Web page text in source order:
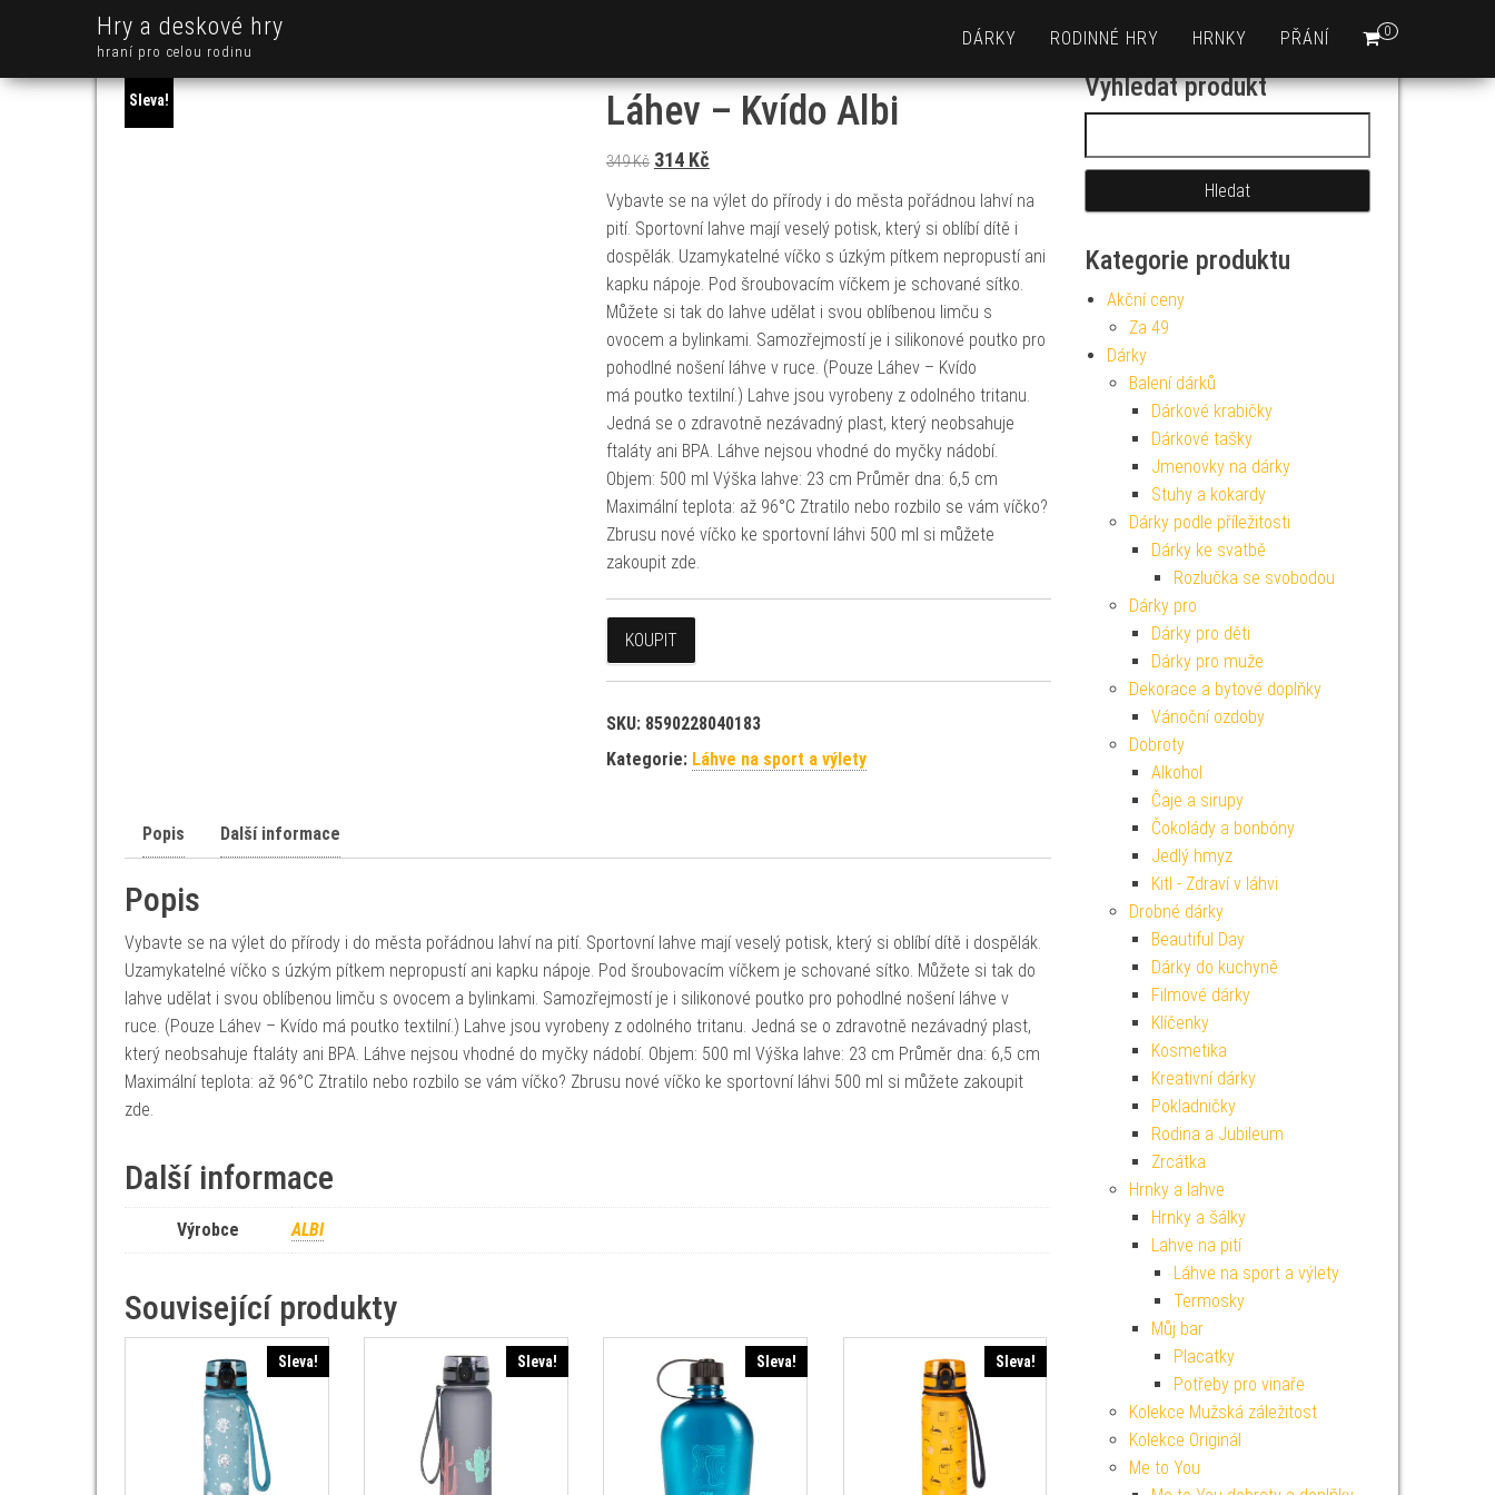
Hry a deskové hry
hraní pro celou rodinu
0
DÁRKY RODINNÉ HRY HRNKY PŘÁNÍ
Sleva! Láhev – Kvído Albi
349Kč Původní cena byla: 349 Kč.
314 KčAktuální cena je: 314 Kč.
Vybavte se na výlet do přírody i do města pořádnou lahví na
pití. Sportovní lahve mají veselý potisk, který si oblíbí dítě i
dospělák. Uzamykatelné víčko s úzkým pítkem nepropustí ani
kapku nápoje. Pod šroubovacím víčkem je schované sítko.
Můžete si tak do lahve udělat i svou oblíbenou limču s
ovocem a bylinkami. Samozřejmostí je i silikonové poutko pro
pohodlné nošení láhve v ruce. (Pouze Láhev – Kvído
má poutko textilní.) Lahve jsou vyrobeny z odolného tritanu.
Jedná se o zdravotně nezávadný plast, který neobsahuje
ftaláty ani BPA. Láhve nejsou vhodné do myčky nádobí.
Objem: 500 ml Výška lahve: 23 cm Průměr dna: 6,5 cm
Maximální teplota: až 96°C Ztratilo nebo rozbilo se vám víčko?
Zbrusu nové víčko ke sportovní láhvi 500 ml si můžete
zakoupit zde.
KOUPIT
SKU: 8590228040183
Kategorie: Láhve na sport a výlety
Popis Další informace
Popis
Vybavte se na výlet do přírody i do města pořádnou lahví na pití. Sportovní lahve mají veselý potisk, který si oblíbí dítě i dospělák.
Uzamykatelné víčko s úzkým pítkem nepropustí ani kapku nápoje. Pod šroubovacím víčkem je schované sítko. Můžete si tak do
lahve udělat i svou oblíbenou limču s ovocem a bylinkami. Samozřejmostí je i silikonové poutko pro pohodlné nošení láhve v
ruce. (Pouze Láhev – Kvído má poutko textilní.) Lahve jsou vyrobeny z odolného tritanu. Jedná se o zdravotně nezávadný plast,
který neobsahuje ftaláty ani BPA. Láhve nejsou vhodné do myčky nádobí. Objem: 500 ml Výška lahve: 23 cm Průměr dna: 6,5 cm
Maximální teplota: až 96°C Ztratilo nebo rozbilo se vám víčko? Zbrusu nové víčko ke sportovní láhvi 500 ml si můžete zakoupit
zde.
Další informace
Výrobce ALBI
Související produkty
Sleva! Sleva! Sleva! Sleva!
Vyhledat produkt
Kategorie produktu
Akční ceny
Za 49
Dárky
Balení dárků
Dárkové krabičky
Dárkové tašky
Jmenovky na dárky
Stuhy a kokardy
Dárky podle příležitosti
Dárky ke svatbě
Rozlučka se svobodou
Dárky pro
Dárky pro děti
Dárky pro muže
Dekorace a bytové doplňky
Vánoční ozdoby
Dobroty
Alkohol
Čaje a sirupy
Čokolády a bonbóny
Jedlý hmyz
Kitl - Zdraví v láhvi
Drobné dárky
Beautiful Day
Dárky do kuchyně
Filmové dárky
Klíčenky
Kosmetika
Kreativní dárky
Pokladničky
Rodina a Jubileum
Zrcátka
Hrnky a lahve
Hrnky a šálky
Lahve na pití
Láhve na sport a výlety
Termosky
Můj bar
Placatky
Potřeby pro vinaře
Kolekce Mužská záležitost
Kolekce Originál
Me to You